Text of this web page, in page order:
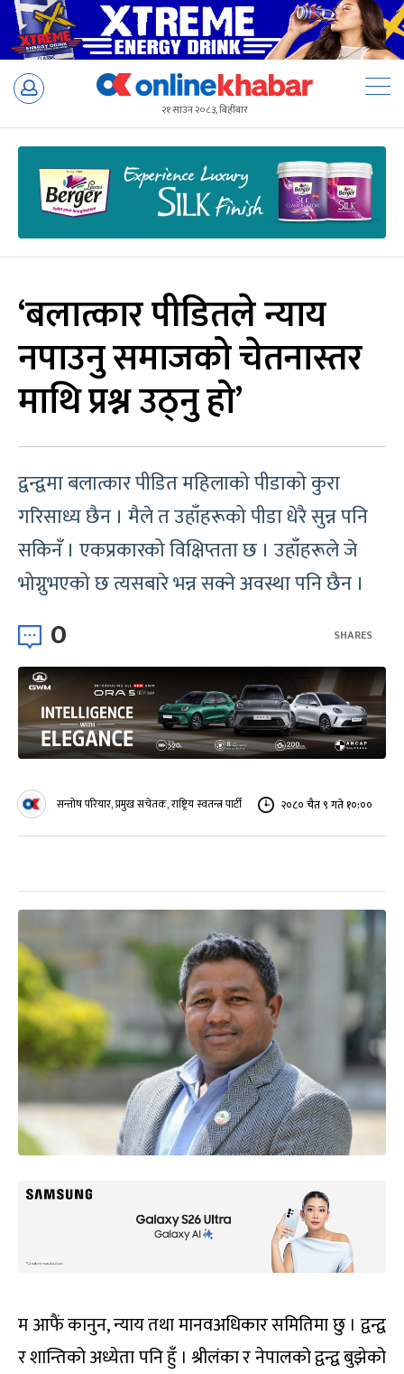
Skip
२१ साउन २०८३, बिहीबार
‘बलात्कार पीडितले न्याय
नपाउनु समाजको चेतनास्तर
माथि प्रश्न उठ्नु हो’
द्वन्द्वमा बलात्कार पीडित महिलाको पीडाको कुरा
गरिसाध्य छैन । मैले त उहाँहरूको पीडा धेरै सुन्न पनि
सकिनँ । एकप्रकारको विक्षिप्तता छ । उहाँहरूले जे
भोग्नुभएको छ त्यसबारे भन्न सक्ने अवस्था पनि छैन ।
0 SHARES
सन्तोष परियार, प्रमुख सचेतक, राष्ट्रिय स्वतन्त्र पार्टी २०८० चैत ९ गते १०:००
म आफैं कानुन, न्याय तथा मानवअधिकार समितिमा छु । द्वन्द्व
र शान्तिको अध्येता पनि हुँ । श्रीलंका र नेपालको द्वन्द्व बुझेको